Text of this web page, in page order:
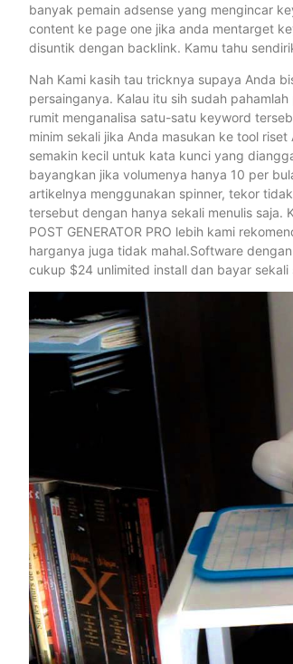
banyak pemain adsense yang mengincar
content ke page one jika anda mentarget
disuntik dengan backlink. Kamu tahu
Nah Kami kasih tau tricknya supaya Anda
persainganya. Kalau itu sih sudah
rumit menganalisa satu-satu keyword
minim sekali jika Anda masukan ke tool
semakin kecil untuk kata kunci yang
bayangkan jika volumenya hanya 10 per
artikelnya menggunakan spinner, tekor
tersebut dengan hanya sekali menulis saja.
POST GENERATOR PRO lebih kami
harganya juga tidak mahal.Software
cukup $24 unlimited install dan bayar sekali